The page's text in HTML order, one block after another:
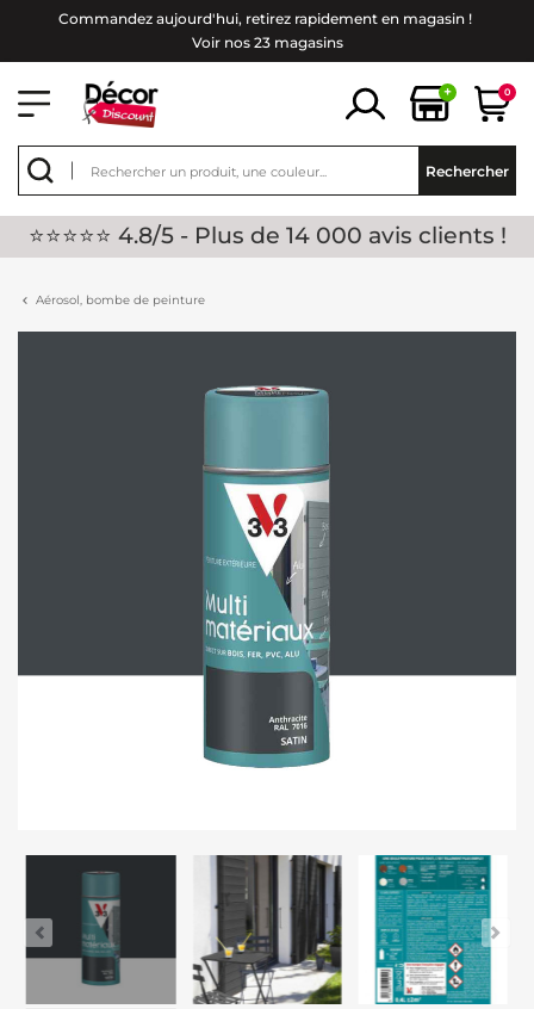
Commandez aujourd'hui, retirez rapidement en magasin !
Voir nos 23 magasins
+ 0
Rechercher
⭐⭐⭐⭐⭐ 4.8/5 - Plus de 14 000 avis clients !
Aérosol, bombe de peinture